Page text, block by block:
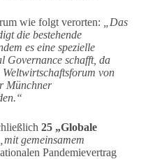
wie folgt verorten:
„Das
die bestehende
es eine spezielle
Governance schafft, da
von
Münchner
25 „Globale
„mit gemeinsamem
Pandemievertrag